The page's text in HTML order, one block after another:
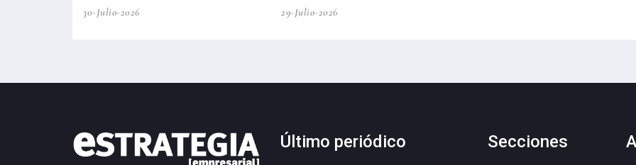
30-Julio-2026
29-Julio-2026
Último periódico Secciones